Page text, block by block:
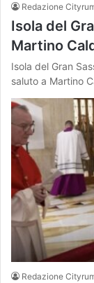
Redazione
Isola del
Martino
Isola del Gran
saluto a Martino
Redazione